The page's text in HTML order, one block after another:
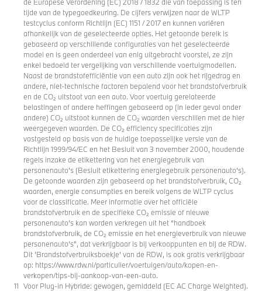
tijde van de typegoedkeuring. De cijfers verwijzen naar de WLTP
testcyclus conform Richtlijn (EC) 1151 / 2017 en kunnen variëren
afhankelijk van de geselecteerde opties. Het getoonde bereik is
gebaseerd op verschillende configuraties van het geselecteerde
model en is geen onderdeel van enig uitgebracht voorstel, ze zijn
enkel bedoeld ter vergelijking van verschillende voertuigmodellen.
Naast de brandstofefficiëntie van een auto zijn ook het rijgedrag en
andere, niet-technische factoren bepalend voor het brandstofverbruik
en de CO₂ uitstoot van een auto. Voor voertuig gerelateerde
belastingen of andere heffingen gebaseerd op (in ieder geval onder
andere) CO₂ uitstoot kunnen de CO₂ waarden verschillen met de hier
weergegeven waarden. De CO₂ efficiency specificaties zijn
vastgesteld op basis van de huidige toepasselijke versie van de
Richtlijn 1999/94/EC en het Besluit van 3 november 2000, houdende
regels inzake de etikettering van het energiegebruik van
personenauto's (Besluit etikettering energiegebruik personenauto’s).
De getoonde waarden zijn gebaseerd op het brandstofverbruik, CO₂
waarden, energie consumpties en bereik volgens de WLTP cyclus
voor de classificatie. Meer informatie over het officiële
brandstofverbruik en de specifieke CO₂ emissie of nieuwe
personenauto’s kan worden verkregen uit het “handboek
brandstofverbruik, de CO₂ emissie en het energieverbruik van nieuwe
personenauto’s”, dat verkrijgbaar is bij verkooppunten en bij de RDW.
Dit 'Brandstofverbruiksboekje' van de RDW, is ook gratis verkrijgbaar
op: https://www.rdw.nl/particulier/voertuigen/auto/kopen-en-
verkopen/tips-bij-aankoop-van-een-auto.
Voor Plug-in Hybride: gewogen, gemiddeld (EC AC Charge Weighted).